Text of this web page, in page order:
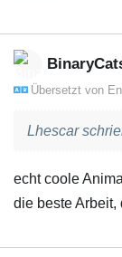
Übersetzt von
Lhescar
echt coole
die beste Arbeit,